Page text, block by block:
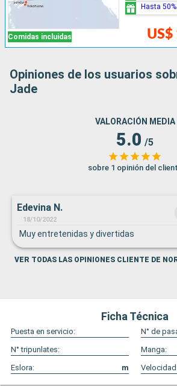
Comidas incluidas US$
Hasta
Opiniones de los usuarios
Jade
VALORACIÓN MEDIA
5.0 /5
sobre 1 opinión del
Edevina N.
18/10/2022
Muy entretenidas y divertidas
VER TODAS LAS OPINIONES CLIENTE DE
Ficha Técnica
Puesta en servicio:
N° de
N° tripunlates:
Manga:
Eslora:
m